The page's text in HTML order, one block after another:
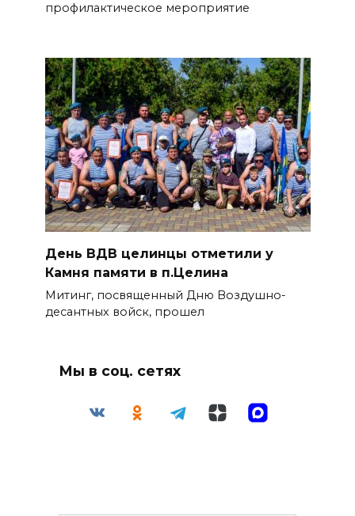
профилактическое мероприятие
День ВДВ целинцы отметили у
Камня памяти в п.Целина
Митинг, посвященный Дню Воздушно-
десантных войск, прошел
Мы в соц. сетях